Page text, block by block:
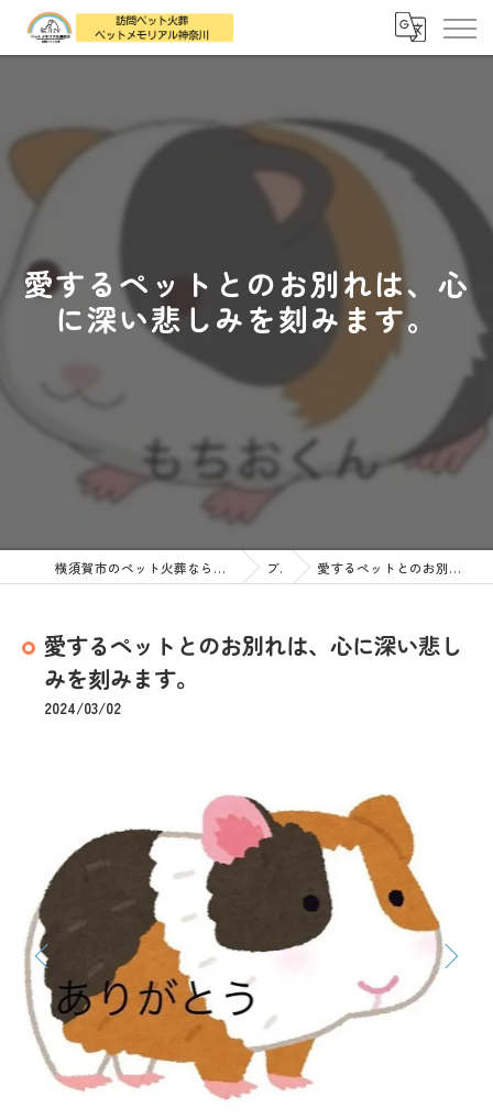
愛するペットとのお別れは、心
に深い悲しみを刻みます。
横須賀市のペット火葬なら訪問ペット火葬 ペットメモリアル神奈川 ブログ 愛するペットとのお別れは、心に深い悲しみを刻みます。
愛するペットとのお別れは、心に深い悲し
みを刻みます。
2024/03/02